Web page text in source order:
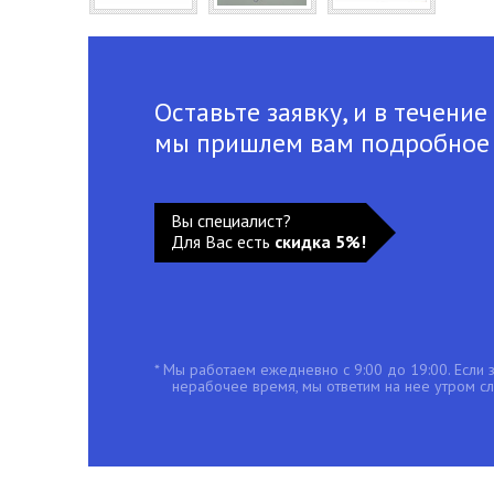
Оставьте заявку, и в
мы пришлем вам
Вы специалист?
Для Вас есть скидка 5%!
* Мы работаем ежедневно с 9:00 до 19:00. Если
нерабочее время, мы ответим на нее утром